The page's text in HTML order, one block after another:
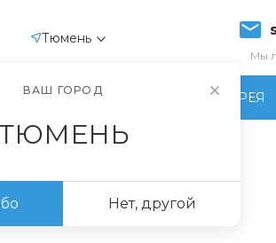
Тюмень
Мы
ФОТОГАЛЕРЕЯ
ВАШ ГОРОД
Нет, другой